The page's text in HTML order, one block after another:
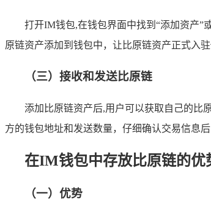
打开IM钱包,在钱包界面中找到“添加资产”
原链资产添加到钱包中，让比原链资产正式入驻
（三）接收和发送比原链
添加比原链资产后,用户可以获取自己的比
方的钱包地址和发送数量，仔细确认交易信息
在IM钱包中存放比原链的优
（一）优势